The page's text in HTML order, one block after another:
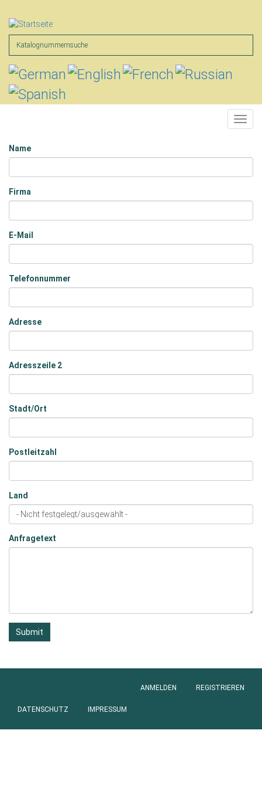
zum
Inhalt
Name
Name
Firma
E-Mail
Telefonnummer
Adresse
Adresszeile 2
Stadt/Ort
Postleitzahl
Land
Anfragetext
Submit
ANMELDEN REGISTRIEREN
DATENSCHUTZ IMPRESSUM